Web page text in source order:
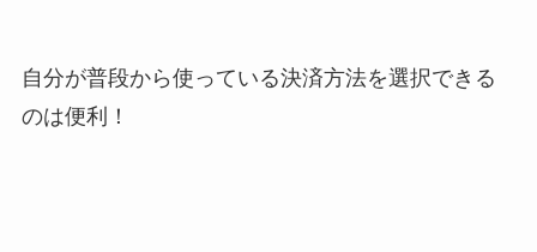
自分が普段から使っている決済方法を選択できる
のは便利！